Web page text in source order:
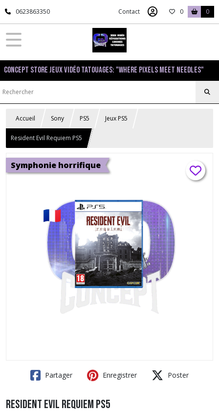
0623863350 Contact 0 0
Concept Store Jeux Vidéo Tatouages: "Where pixels meet needles"
Accueil Sony PS5 Jeux PS5
Resident Evil Requiem PS5
Symphonie horrifique
Partager Enregistrer Poster
Resident Evil Requiem PS5